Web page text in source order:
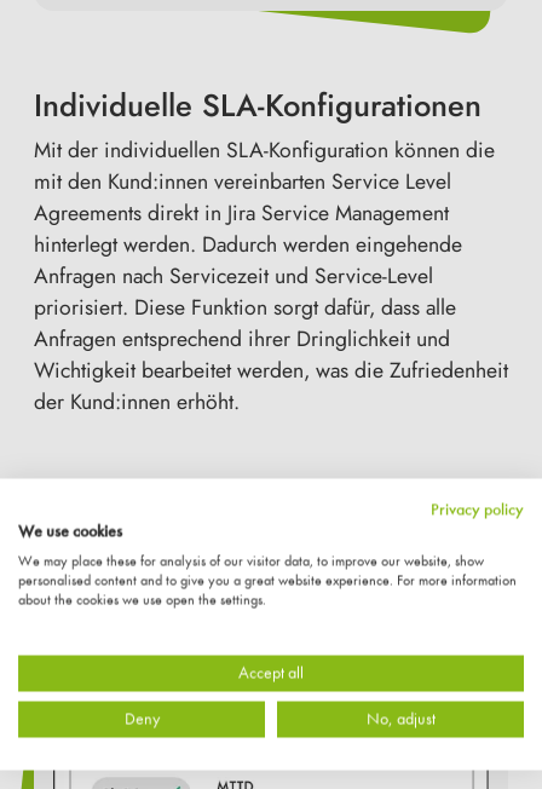
Individuelle SLA-Konfigurationen
Mit der individuellen SLA-Konfiguration können die
mit den Kund:innen vereinbarten Service Level
Agreements direkt in Jira Service Management
hinterlegt werden. Dadurch werden eingehende
Anfragen nach Servicezeit und Service-Level
priorisiert. Diese Funktion sorgt dafür, dass alle
Anfragen entsprechend ihrer Dringlichkeit und
Wichtigkeit bearbeitet werden, was die Zufriedenheit
der Kund:innen erhöht.
Privacy policy
We use cookies
We may place these for analysis of our visitor data, to improve our website, show
personalised content and to give you a great website experience. For more information
about the cookies we use open the settings.
Accept all
Deny No, adjust